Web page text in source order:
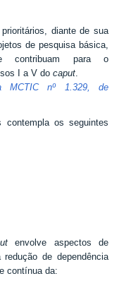
diante de sua
de pesquisa básica,
contribuam para o
I a V do caput.
MCTIC nº 1.329, de
contempla os seguintes
envolve aspectos de
de dependência
contínua da: